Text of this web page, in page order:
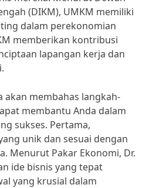
(DIKM), UMKM memiliki
dalam perekonomian
memberikan kontribusi
lapangan kerja dan
akan membahas langkah-
membantu Anda dalam
sukses. Pertama,
unik dan sesuai dengan
Menurut Pakar Ekonomi, Dr.
ide bisnis yang tepat
yang krusial dalam